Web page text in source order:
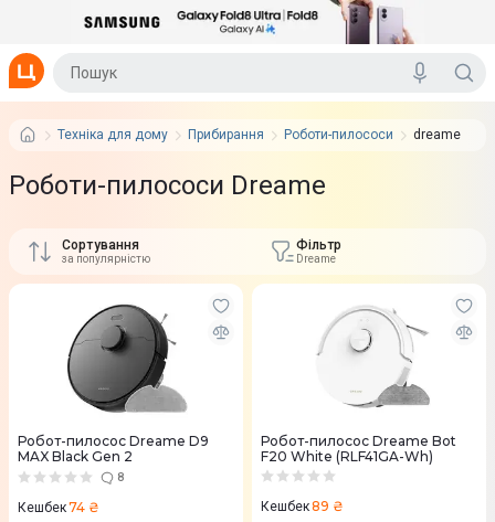
Техніка для дому Прибирання Роботи-пилососи dreame
Роботи-пилососи Dreame
Сортування
за популярністю
Фільтр
Dreame
Робот-пилосос Dreame D9
MAX Black Gen 2
8
Кешбек74 ₴
Робот-пилосос Dreame Bot
F20 White (RLF41GA-Wh)
Кешбек89 ₴